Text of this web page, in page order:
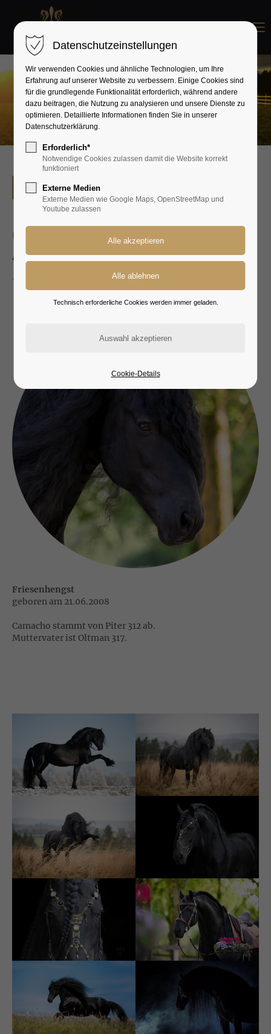
Zur Übersicht
Camacho
Adel fan'e Klokslag
Friesenhengst
geboren am 21.06.2008
Camacho stammt von Piter 312 ab.
Muttervater ist Oltman 317.
Datenschutzeinstellungen
Wir verwenden Cookies und ähnliche Technologien, um Ihre
Erfahrung auf unserer Website zu verbessern. Einige Cookies sind
für die grundlegende Funktionalität erforderlich, während andere
dazu beitragen, die Nutzung zu analysieren und unsere Dienste zu
optimieren. Detaillierte Informationen finden Sie in unserer
Datenschutzerklärung.
Erforderlich*
Notwendige Cookies zulassen damit die Website korrekt
funktioniert
Externe Medien
Externe Medien wie Google Maps, OpenStreetMap und
Youtube zulassen
Technisch erforderliche Cookies werden immer geladen.
Cookie-Details